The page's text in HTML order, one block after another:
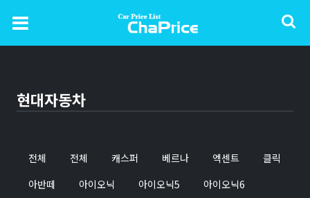
현대자동차
전체 전체 캐스퍼 베르나 엑센트
클릭
아반떼
아이오닉 아이오닉5
아이오닉6